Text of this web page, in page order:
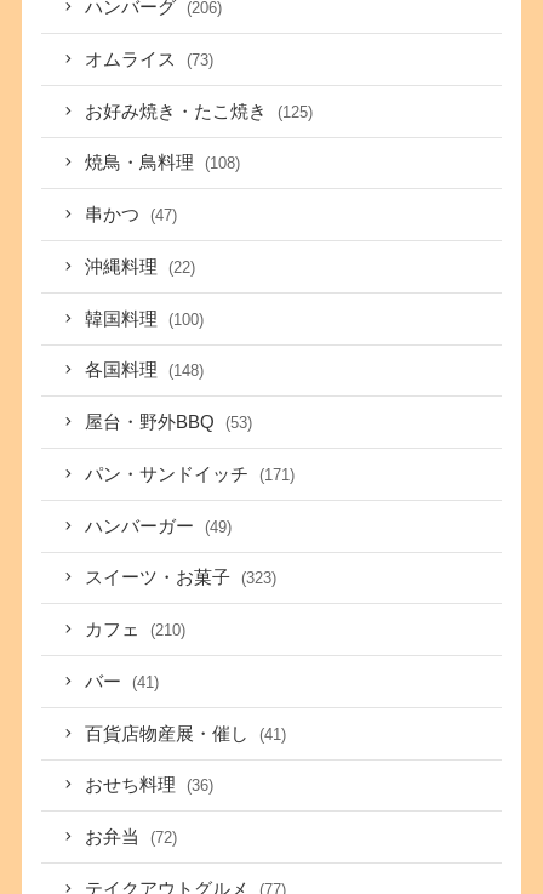
ハンバーグ (206)
オムライス (73)
お好み焼き・たこ焼き (125)
焼鳥・鳥料理 (108)
串かつ (47)
沖縄料理 (22)
韓国料理 (100)
各国料理 (148)
屋台・野外BBQ (53)
パン・サンドイッチ (171)
ハンバーガー (49)
スイーツ・お菓子 (323)
カフェ (210)
バー (41)
百貨店物産展・催し (41)
おせち料理 (36)
お弁当 (72)
テイクアウトグルメ (77)